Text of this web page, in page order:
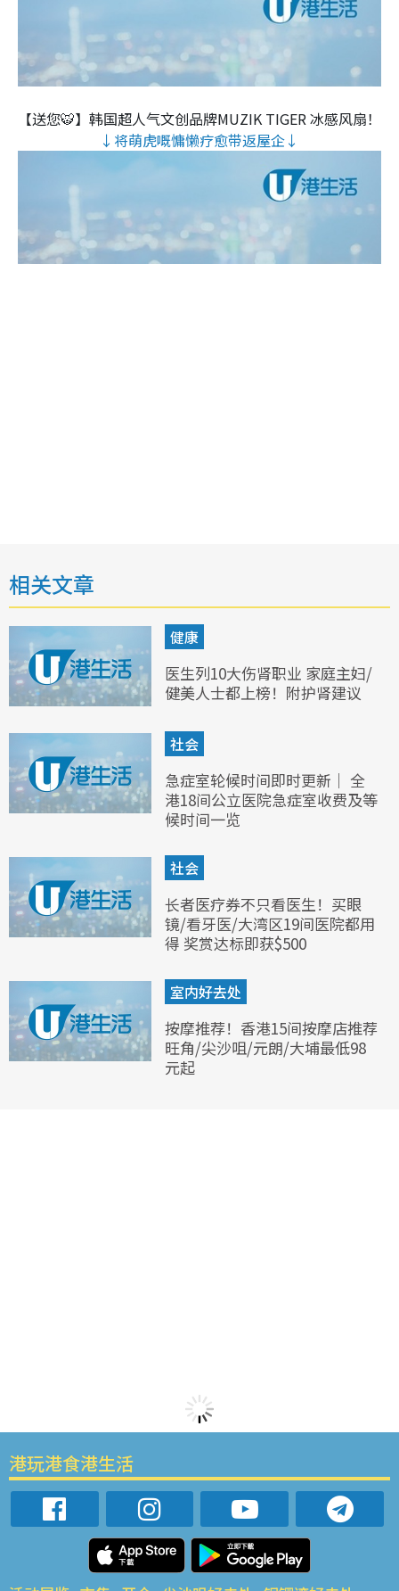
【送您🐯】韩国超人气文创品牌MUZIK TIGER 冰感风扇！
↓将萌虎嘅慵懒疗愈带返屋企↓
相关文章
健康
医生列10大伤肾职业 家庭主妇/
健美人士都上榜！附护肾建议
社会
急症室轮候时间即时更新｜ 全
港18间公立医院急症室收费及等
候时间一览
社会
长者医疗券不只看医生！买眼
镜/看牙医/大湾区19间医院都用
得 奖赏达标即获$500
室内好去处
按摩推荐！香港15间按摩店推荐
旺角/尖沙咀/元朗/大埔最低98
元起
港玩港食港生活